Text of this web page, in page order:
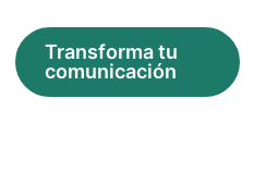
Transforma tu
comunicación